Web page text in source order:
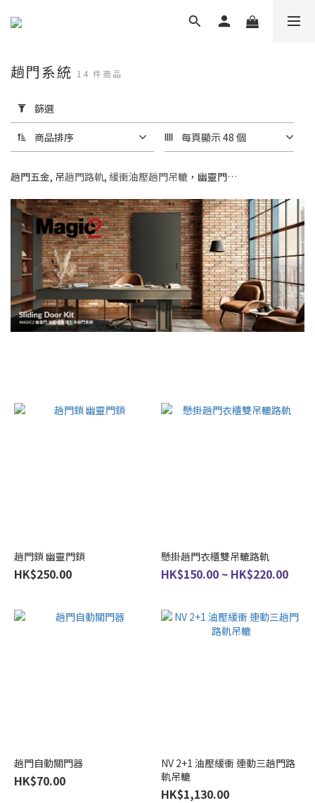
用
篩
選
(0/20)
牌
NV
(11)
Terno
Scorrevoli
(1)
趟
82KG
80KG
(1)
趟門系統 14 件商品
篩選
商品排序 每頁顯示 48 個
趟門五金, 吊趟門路軌, 緩衝油壓趟門吊轆 ，幽靈門…
趟門鎖 幽靈門鎖
HK$250.00
懸掛趟門衣櫃雙吊轆路軌
HK$150.00 ~ HK$220.00
趟門自動關門器
HK$70.00
NV 2+1 油壓緩衝 連動三趟門路
軌吊轆
HK$1,130.00